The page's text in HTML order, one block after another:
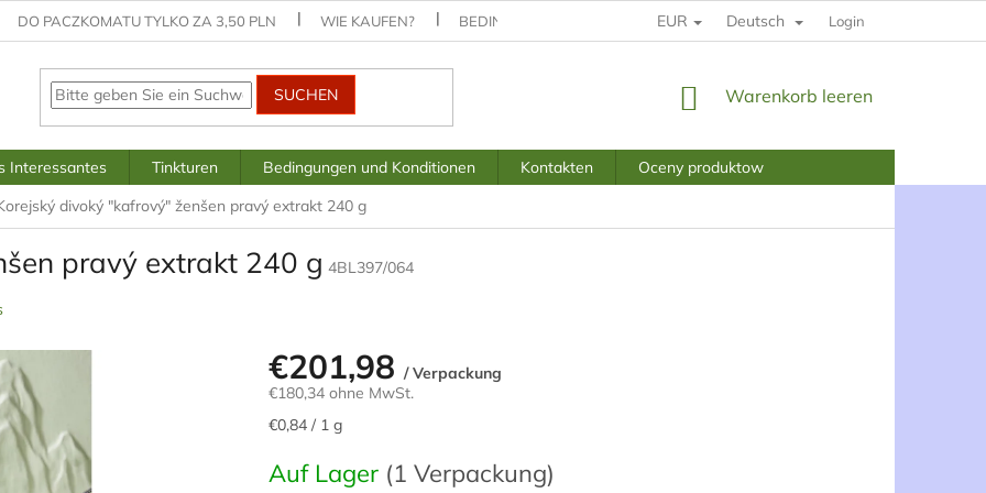
DO PACZKOMATU TYLKO ZA 3,50 PLN WIE KAUFEN? BEDINGUNGEN UND KONDITIONEN DATENSCHUTZBESTIMMUNGEN
EUR Deutsch Login
SUCHEN WARENKORB
Warenkorb leeren
Interessantes Tinkturen Bedingungen und Konditionen Kontakten
Oceny produktow
divoký "kafrový" ženšen pravý extrakt 240 g
pravý extrakt 240 g 4BL397/064
€201,98 / Verpackung
€180,34 ohne MwSt.
Verkaufspreis:
€0,84 / 1 g
Auf Lager (1 Verpackung)